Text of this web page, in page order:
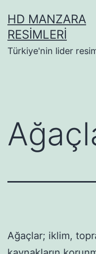
geçHD MANZARA
RESIMLERI
Türkiye'nin lider
Ağaçlar; iklim,